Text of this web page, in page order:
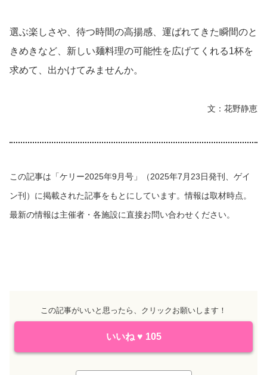
選ぶ楽しさや、待つ時間の高揚感、運ばれてきた瞬間のと
きめきなど、新しい麺料理の可能性を広げてくれる1杯を
求めて、出かけてみませんか。
文：花野静恵
この記事は「ケリー2025年9月号」（2025年7月23日発刊、ゲイ
ン刊）に掲載された記事をもとにしています。情報は取材時点。
最新の情報は主催者・各施設に直接お問い合わせください。
この記事がいいと思ったら、クリックお願いします！
いいね ♥ 105